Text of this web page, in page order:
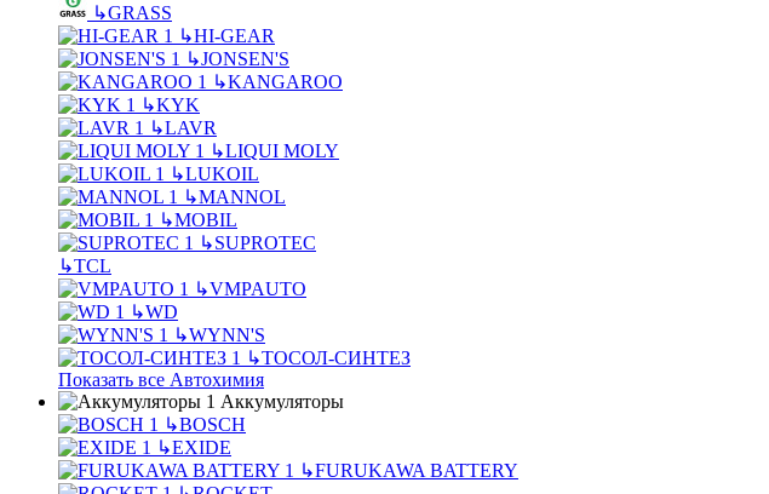
↳GRASS
↳HI-GEAR
↳JONSEN'S
↳KANGAROO
↳KYK
↳LAVR
↳LIQUI MOLY
↳LUKOIL
↳MANNOL
↳MOBIL
↳SUPROTEC
↳TCL
↳VMPAUTO
↳WD
↳WYNN'S
↳ТОСОЛ-СИНТЕЗ
Показать все Автохимия
Аккумуляторы
↳BOSCH
↳EXIDE
↳FURUKAWA BATTERY